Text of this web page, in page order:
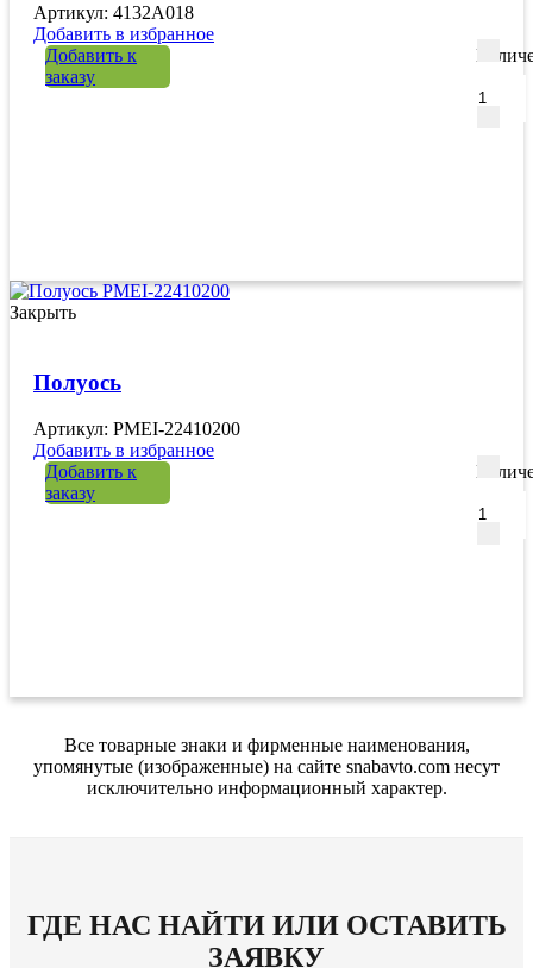
Артикул: 4132A018
Добавить в избранное
Добавить к
заказу
Закрыть
Полуось
Артикул: PMEI-22410200
Добавить в избранное
Добавить к
заказу
Все товарные знаки и фирменные наименования,
упомянутые (изображенные) на сайте snabavto.com несут
исключительно информационный характер.
ГДЕ НАС НАЙТИ ИЛИ ОСТАВИТЬ
ЗАЯВКУ